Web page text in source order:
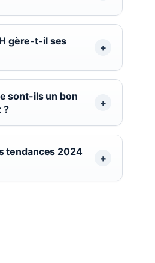
gère-t-il ses
sont-ils un bon
?
tendances 2024